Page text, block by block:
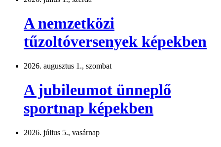
A nemzetközi
tűzoltóversenyek képekben
2026. augusztus 1., szombat
A jubileumot ünneplő
sportnap képekben
2026. július 5., vasárnap